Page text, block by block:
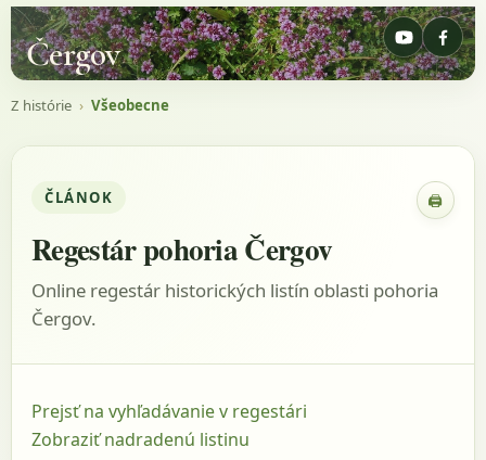
Čergov
Z histórie › Všeobecne
ČLÁNOK 🖨
Regestár pohoria Čergov
Online regestár historických listín oblasti pohoria
Čergov.
Prejsť na vyhľadávanie v regestári
Zobraziť nadradenú listinu